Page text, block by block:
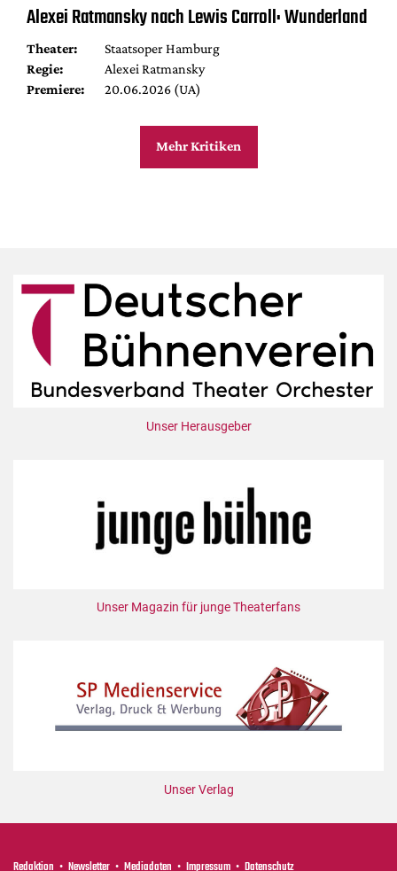
Alexei Ratmansky nach Lewis Carroll: Wunderland
Theater:
Staatsoper Hamburg
Regie:
Alexei Ratmansky
Premiere:
20.06.2026 (UA)
Mehr Kritiken
Unser Herausgeber
Unser Magazin für junge Theaterfans
Unser Verlag
Redaktion Newsletter Mediadaten Impressum Datenschutz